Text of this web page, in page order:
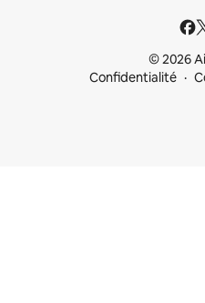
© 2026
Confidentialité